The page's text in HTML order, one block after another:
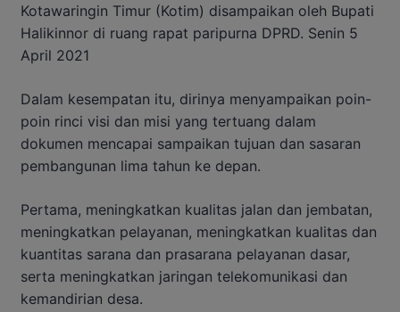
Kotawaringin Timur (Kotim) disampaikan oleh Bupati
Halikinnor di ruang rapat paripurna DPRD. Senin 5
April 2021
Dalam kesempatan itu, dirinya menyampaikan poin-
poin rinci visi dan misi yang tertuang dalam
dokumen mencapai sampaikan tujuan dan sasaran
pembangunan lima tahun ke depan.
Pertama, meningkatkan kualitas jalan dan jembatan,
meningkatkan pelayanan, meningkatkan kualitas dan
kuantitas sarana dan prasarana pelayanan dasar,
serta meningkatkan jaringan telekomunikasi dan
kemandirian desa.